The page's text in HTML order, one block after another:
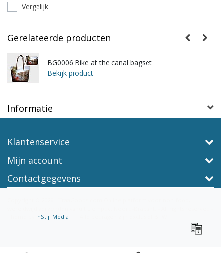
Vergelijk
Gerelateerde producten
BG0006 Bike at the canal bagset
Bekijk product
Informatie
Klantenservice
Mijn account
Contactgegevens
InStijl Media